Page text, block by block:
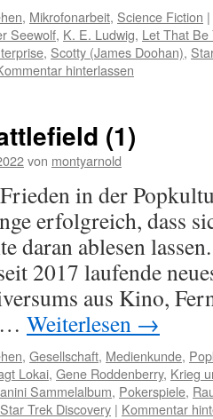
, Mikrofonarbeit, Science Fiction |
Seewolf, K. E. Ludwig, Let That
, Scotty (James Doohan),
hinterlassen
(1)
von montyarnold
in der
erfolgreich, dass
daran ablesen
2017 laufende
aus Kino,
… Weiterlesen →
, Gesellschaft, Medienkunde,
Lokai, Gene Roddenberry, Krieg
Sammelalbum, Pokerspiele,
Star Trek Discovery | Kommentar